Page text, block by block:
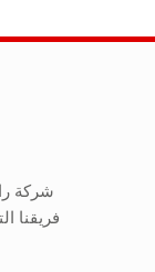
شركة